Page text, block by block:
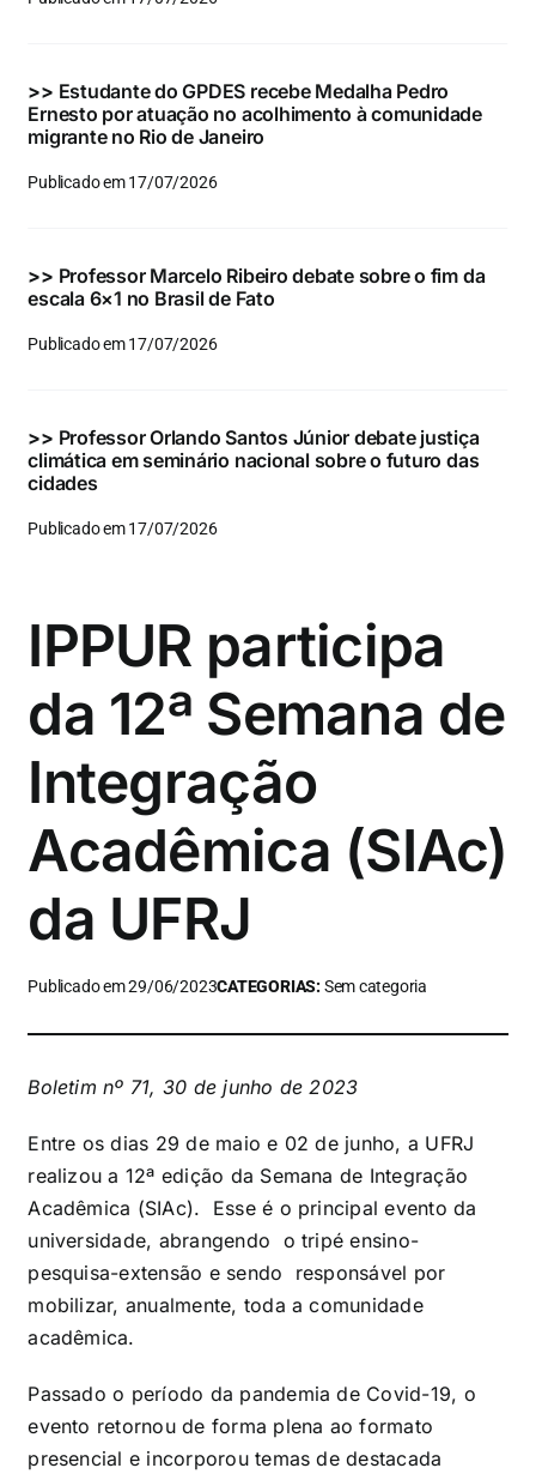
Eventos e Certificados
Buscar
para:
>> Estudante do GPDES recebe Medalha Pedro
Ernesto por atuação no acolhimento à comunidade
migrante no Rio de Janeiro
Publicado em 17/07/2026
>> Professor Marcelo Ribeiro debate sobre o fim da
escala 6×1 no Brasil de Fato
Publicado em 17/07/2026
>> Professor Orlando Santos Júnior debate justiça
climática em seminário nacional sobre o futuro das
cidades
Publicado em 17/07/2026
IPPUR participa
da 12ª Semana de
Integração
Acadêmica (SIAc)
da UFRJ
Publicado em 29/06/2023CATEGORIAS:Sem categoria
Boletim nº 71, 30 de junho de 2023
Entre os dias 29 de maio e 02 de junho, a UFRJ
realizou a 12ª edição da Semana de Integração
Acadêmica (SIAc). Esse é o principal evento da
universidade, abrangendo o tripé ensino-
pesquisa-extensão e sendo responsável por
mobilizar, anualmente, toda a comunidade
acadêmica.
Passado o período da pandemia de Covid-19, o
evento retornou de forma plena ao formato
presencial e incorporou temas de destacada